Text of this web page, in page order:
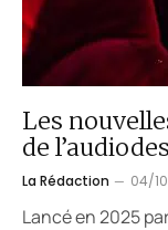
Les
de
La Rédaction 04/
Lancé en 2025